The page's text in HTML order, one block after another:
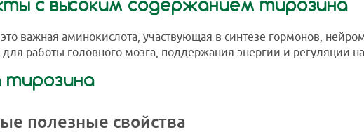
важная аминокислота, участвующая в синтезе гормонов,
работы головного мозга, поддержания энергии и регуляции
тирозина
полезные свойства